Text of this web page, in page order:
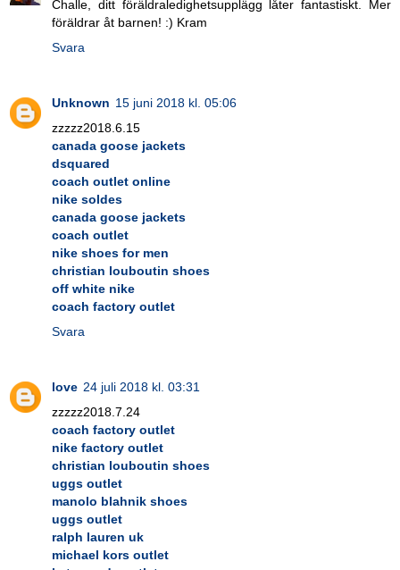
Challe, ditt föräldraledighetsupplägg låter fantastiskt. Mer
föräldrar åt barnen! :) Kram
Svara
Unknown 15 juni 2018 kl. 05:06
zzzzz2018.6.15
canada goose jackets
dsquared
coach outlet online
nike soldes
canada goose jackets
coach outlet
nike shoes for men
christian louboutin shoes
off white nike
coach factory outlet
Svara
love 24 juli 2018 kl. 03:31
zzzzz2018.7.24
coach factory outlet
nike factory outlet
christian louboutin shoes
uggs outlet
manolo blahnik shoes
uggs outlet
ralph lauren uk
michael kors outlet